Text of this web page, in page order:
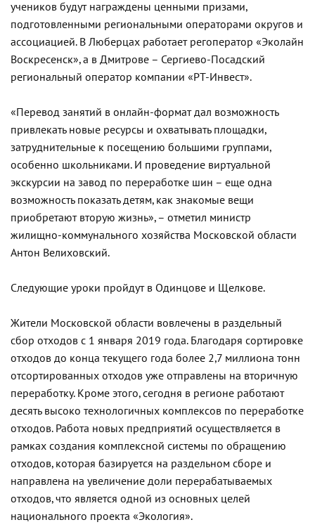
учеников будут награждены ценными призами,
подготовленными региональными операторами округов и
ассоциацией. В Люберцах работает регоператор «Эколайн
Воскресенск», а в Дмитрове – Сергиево-Посадский
региональный оператор компании «РТ-Инвест».
«Перевод занятий в онлайн-формат дал возможность
привлекать новые ресурсы и охватывать площадки,
затруднительные к посещению большими группами,
особенно школьниками. И проведение виртуальной
экскурсии на завод по переработке шин – еще одна
возможность показать детям, как знакомые вещи
приобретают вторую жизнь», – отметил министр
жилищно-коммунального хозяйства Московской области
Антон Велиховский.
Следующие уроки пройдут в Одинцове и Щелкове.
Жители Московской области вовлечены в раздельный
сбор отходов с 1 января 2019 года. Благодаря сортировке
отходов до конца текущего года более 2,7 миллиона тонн
отсортированных отходов уже отправлены на вторичную
переработку. Кроме этого, сегодня в регионе работают
десять высоко технологичных комплексов по переработке
отходов. Работа новых предприятий осуществляется в
рамках создания комплексной системы по обращению
отходов, которая базируется на раздельном сборе и
направлена на увеличение доли перерабатываемых
отходов, что является одной из основных целей
национального проекта «Экология».